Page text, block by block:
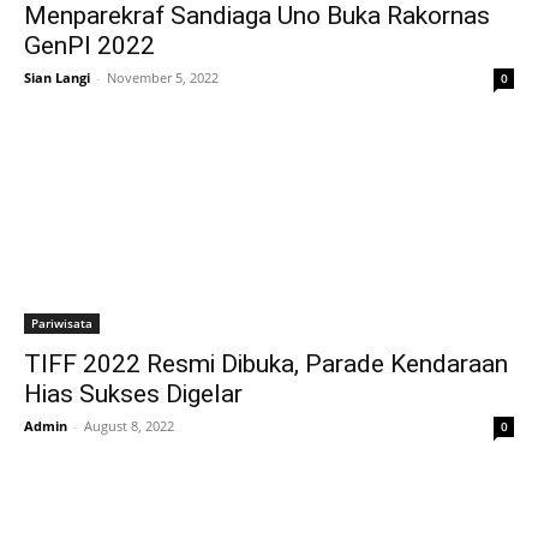
Menparekraf Sandiaga Uno Buka Rakornas
GenPI 2022
Sian Langi - November 5, 2022 0
Pariwisata
TIFF 2022 Resmi Dibuka, Parade Kendaraan
Hias Sukses Digelar
Admin - August 8, 2022 0